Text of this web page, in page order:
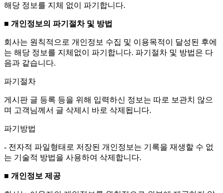
해당 정보를 지체 없이 파기합니다.
■ 개인정보의 파기절차 및 방법
회사는 원칙적으로 개인정보 수집 및 이용목적이 달성된 후에
는 해당 정보를 지체없이 파기합니다. 파기절차 및 방법은 다
음과 같습니다.
파기절차
게시판 글 등록 등을 위해 입력하신 정보는 따로 보관치 않으
며 고객님께서 글 삭제시 바로 삭제됩니다.
파기방법
- 전자적 파일형태로 저장된 개인정보는 기록을 재생할 수 없
는 기술적 방법을 사용하여 삭제합니다.
■ 개인정보 제공